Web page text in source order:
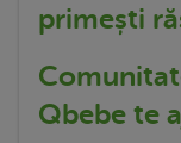
primești
Qbebe te